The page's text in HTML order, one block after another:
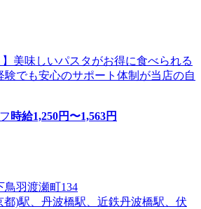
】美味しいパスタがお得に食べられる
験でも安心のサポート体制が当店の自
時給1,250円〜1,563円
鳥羽渡瀬町134
)駅、丹波橋駅、近鉄丹波橋駅、伏